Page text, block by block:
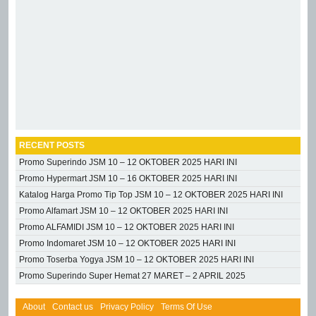
RECENT POSTS
Promo Superindo JSM 10 – 12 OKTOBER 2025 HARI INI
Promo Hypermart JSM 10 – 16 OKTOBER 2025 HARI INI
Katalog Harga Promo Tip Top JSM 10 – 12 OKTOBER 2025 HARI INI
Promo Alfamart JSM 10 – 12 OKTOBER 2025 HARI INI
Promo ALFAMIDI JSM 10 – 12 OKTOBER 2025 HARI INI
Promo Indomaret JSM 10 – 12 OKTOBER 2025 HARI INI
Promo Toserba Yogya JSM 10 – 12 OKTOBER 2025 HARI INI
Promo Superindo Super Hemat 27 MARET – 2 APRIL 2025
About Contact us Privacy Policy Terms Of Use